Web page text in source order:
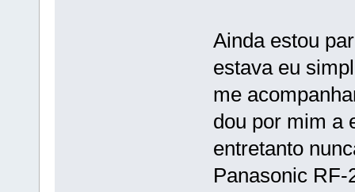
Ainda estou
estava eu
me
dou por mim a
entretanto
Panasonic RF-